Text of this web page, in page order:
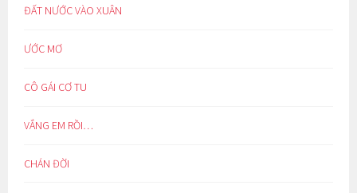
ĐẤT NƯỚC VÀO XUÂN
ƯỚC MƠ
CÔ GÁI CƠ TU
VẮNG EM RỒI…
CHÁN ĐỜI